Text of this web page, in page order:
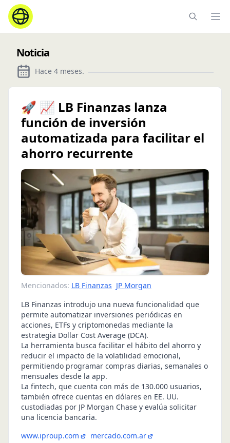
Noticia
Hace 4 meses.
🚀 📈 LB Finanzas lanza
función de inversión
automatizada para facilitar el
ahorro recurrente
Mencionados: LB Finanzas JP Morgan
LB Finanzas introdujo una nueva funcionalidad que
permite automatizar inversiones periódicas en
acciones, ETFs y criptomonedas mediante la
estrategia Dollar Cost Average (DCA).
La herramienta busca facilitar el hábito del ahorro y
reducir el impacto de la volatilidad emocional,
permitiendo programar compras diarias, semanales o
mensuales desde la app.
La fintech, que cuenta con más de 130.000 usuarios,
también ofrece cuentas en dólares en EE. UU.
custodiadas por JP Morgan Chase y evalúa solicitar
una licencia bancaria.
www.iproup.com
mercado.com.ar